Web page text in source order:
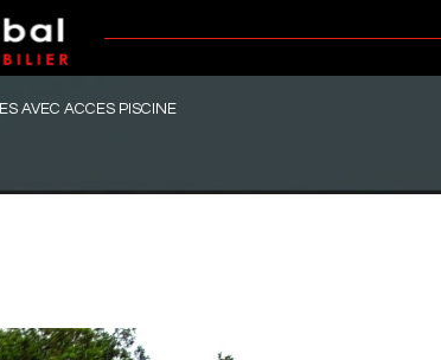
AVEC ACCES PISCINE